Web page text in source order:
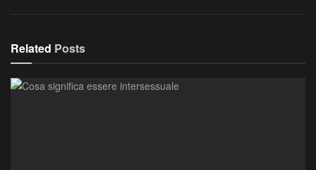
Related Posts